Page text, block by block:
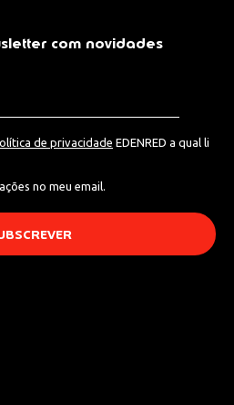
com novidades
de privacidade EDENRED a qual li
no meu email.